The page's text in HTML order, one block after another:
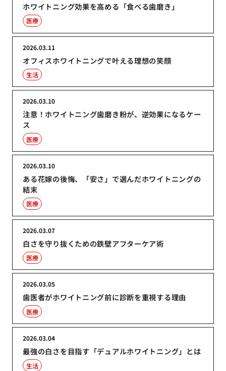
ホワイトニング効果を高める「食べる歯磨き」
医療
オフィスホワイトニングで叶える理想の笑顔
2026.03.11
生活
注意！ホワイトニング歯磨き粉が、逆効果になるケー
ス
2026.03.10
医療
ある花嫁の後悔、「安さ」で選んだホワイトニングの
結末
2026.03.10
医療
白さを守り抜くための鉄壁アフターケア術
2026.03.07
医療
歯医者がホワイトニング前に診断を重視する理由
2026.03.05
医療
最強の白さを目指す「デュアルホワイトニング」とは
2026.03.04
生活